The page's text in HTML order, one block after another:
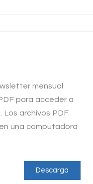
mensual
para acceder a
Los archivos PDF
una computadora
Descarga